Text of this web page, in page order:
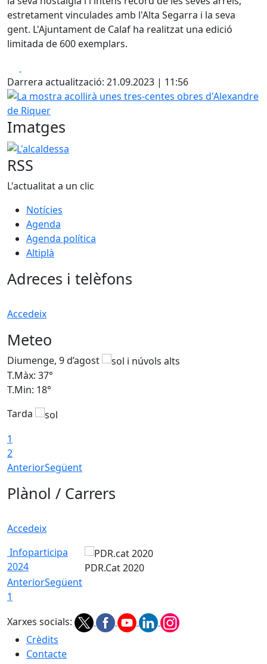
estretament vinculades amb l'Alta Segarra i la seva
gent. L'Ajuntament de Calaf ha realitzat una edició
limitada de 600 exemplars.
Darrera actualització: 21.09.2023 | 11:56
La mostra acollirà unes tres-centes obres d'Alexandre de
Imatges
L'alcaldessa
RSS
L'actualitat a un clic
Notícies
Agenda
Agenda política
Altiplà
Adreces i telèfons
Accedeix
Meteo
Diumenge, 9 d’agost
T.Màx: 37°
T.Min: 18°
Tarda
1
2
AnteriorSegüent
Plànol / Carrers
Accedeix
Infoparticipa
2024
PDR.Cat 2020
AnteriorSegüent
1
Xarxes socials:
Crèdits
Contacte